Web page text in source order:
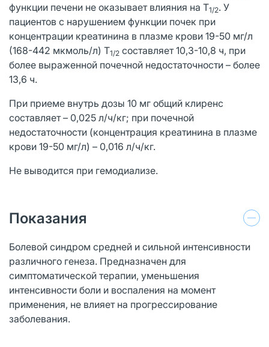
функции печени не оказывает влияния на T1/2. У
пациентов с нарушением функции почек при
концентрации креатинина в плазме крови 19-50 мг/л
(168-442 мкмоль/л) T1/2 составляет 10,3-10,8 ч, при
более выраженной почечной недостаточности – более
13,6 ч.
При приеме внутрь дозы 10 мг общий клиренс
составляет – 0,025 л/ч/кг; при почечной
недостаточности (концентрация креатинина в плазме
крови 19-50 мг/л) – 0,016 л/ч/кг.
Не выводится при гемодиализе.
Показания
Болевой синдром средней и сильной интенсивности
различного генеза. Предназначен для
симптоматической терапии, уменьшения
интенсивности боли и воспаления на момент
применения, не влияет на прогрессирование
заболевания.